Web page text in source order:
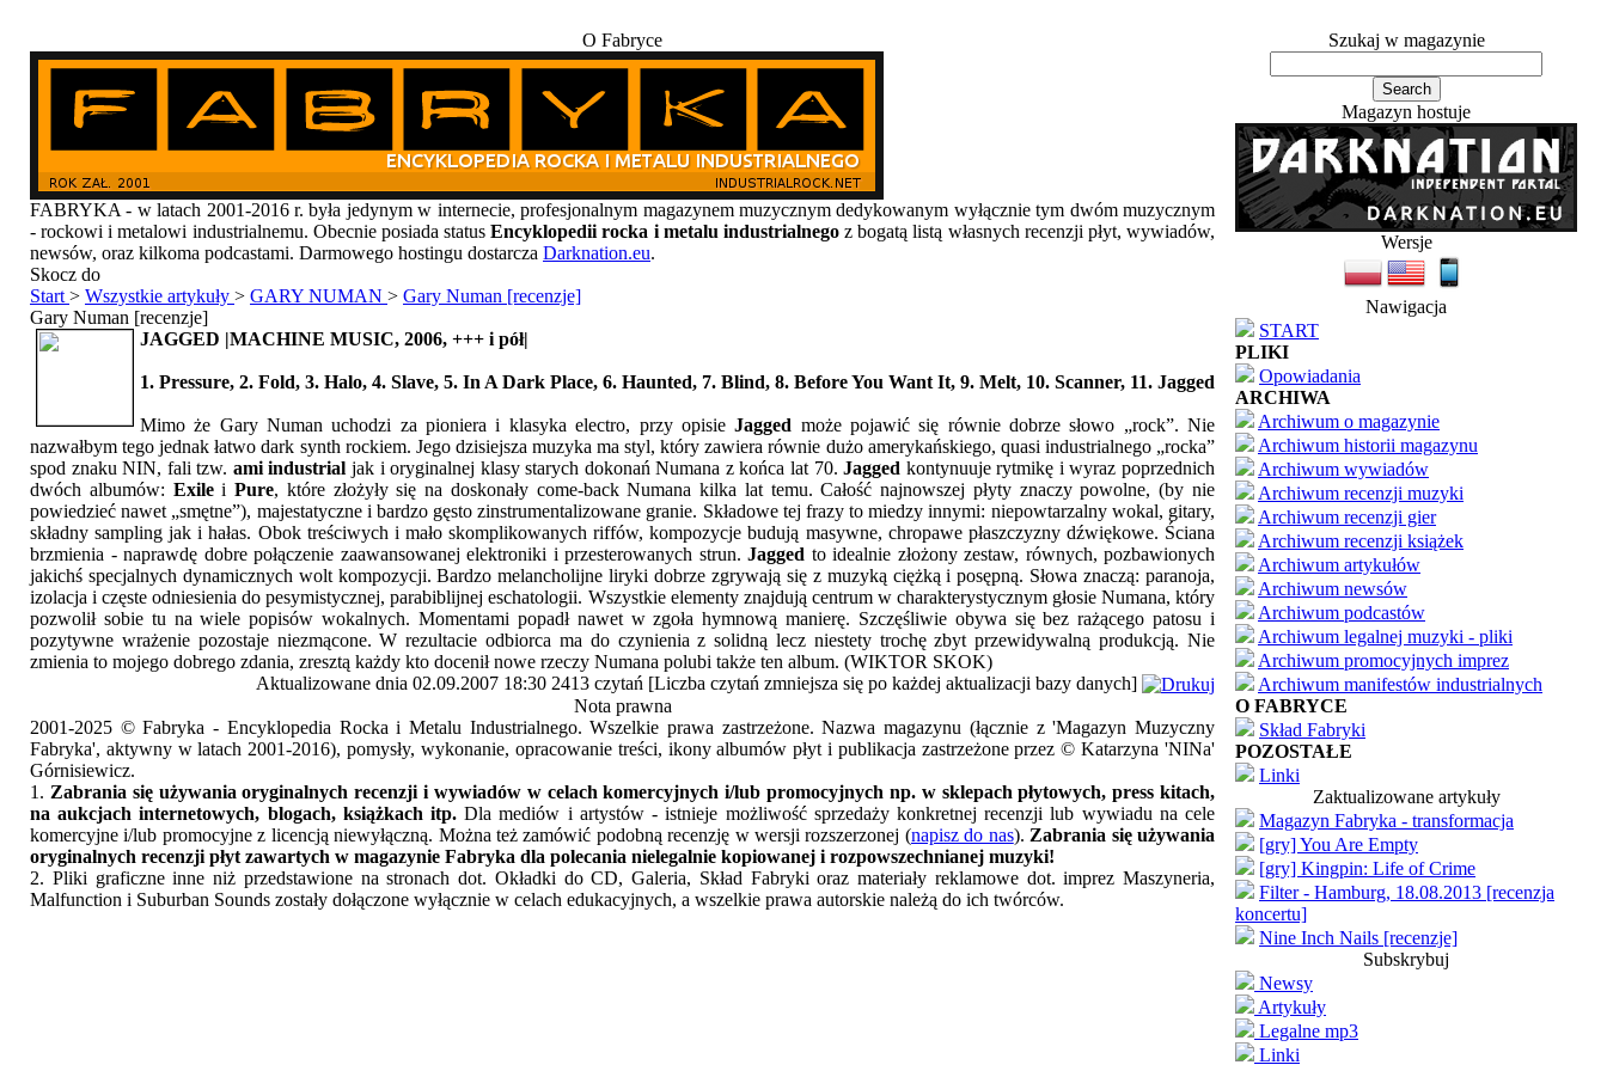
O Fabryce
FABRYKA - w latach 2001-2016 r. była jedynym w internecie, profesjonalnym magazynem muzycznym dedykowanym wyłącznie tym dwóm muzycznym
- rockowi i metalowi industrialnemu. Obecnie posiada statusEncyklopedii rocka i metalu industrialnegoz bogatą listą własnych recenzji płyt, wywiadów,
newsów, oraz kilkoma podcastami. Darmowego hostingu dostarcza Darknation.eu.
Skocz do
Start > Wszystkie artykuły > GARY NUMAN > Gary Numan [recenzje]
Gary Numan [recenzje]
JAGGED |MACHINE MUSIC, 2006, +++ i pół|
1. Pressure, 2. Fold, 3. Halo, 4. Slave, 5. In A Dark Place, 6. Haunted, 7. Blind, 8. Before You Want It, 9. Melt, 10. Scanner, 11. Jagged
Mimo że Gary Numan uchodzi za pioniera i klasyka electro, przy opisieJagged może pojawić się równie dobrze słowo „rock”. Nie
nazwałbym tego jednak łatwo dark synth rockiem. Jego dzisiejsza muzyka ma styl, który zawiera równie dużo amerykańskiego, quasi industrialnego „rocka”
spod znaku NIN, fali tzw. ami industrial jak i oryginalnej klasy starych dokonań Numana z końca lat 70.Jagged kontynuuje rytmikę i wyraz poprzednich
dwóch albumów: ExileiPure, które złożyły się na doskonały come-back Numana kilka lat temu. Całość najnowszej płyty znaczy powolne, (by nie
powiedzieć nawet „smętne”), majestatyczne i bardzo gęsto zinstrumentalizowane granie. Składowe tej frazy to miedzy innymi: niepowtarzalny wokal, gitary,
składny sampling jak i hałas. Obok treściwych i mało skomplikowanych riffów, kompozycje budują masywne, chropawe płaszczyzny dźwiękowe. Ściana
brzmienia - naprawdę dobre połączenie zaawansowanej elektroniki i przesterowanych strun. Jagged to idealnie złożony zestaw, równych, pozbawionych
jakichś specjalnych dynamicznych wolt kompozycji. Bardzo melancholijne liryki dobrze zgrywają się z muzyką ciężką i posępną. Słowa znaczą: paranoja,
izolacja i częste odniesienia do pesymistycznej, parabiblijnej eschatologii. Wszystkie elementy znajdują centrum w charakterystycznym głosie Numana, który
pozwolił sobie tu na wiele popisów wokalnych. Momentami popadł nawet w zgoła hymnową manierę. Szczęśliwie obywa się bez rażącego patosu i
pozytywne wrażenie pozostaje niezmącone. W rezultacie odbiorca ma do czynienia z solidną lecz niestety trochę zbyt przewidywalną produkcją. Nie
zmienia to mojego dobrego zdania, zresztą każdy kto docenił nowe rzeczy Numana polubi także ten album. (WIKTOR SKOK)
Aktualizowane dnia 02.09.2007 18:30 2413 czytań [Liczba czytań zmniejsza się po każdej aktualizacji bazy danych]
Nota prawna
2001-2025 © Fabryka - Encyklopedia Rocka i Metalu Industrialnego. Wszelkie prawa zastrzeżone. Nazwa magazynu (łącznie z 'Magazyn Muzyczny
Fabryka', aktywny w latach 2001-2016), pomysły, wykonanie, opracowanie treści, ikony albumów płyt i publikacja zastrzeżone przez © Katarzyna 'NINa'
Górnisiewicz.
1. Zabrania się używania oryginalnych recenzji i wywiadów w celach komercyjnych i/lub promocyjnych np. w sklepach płytowych, press kitach,
na aukcjach internetowych, blogach, książkach itp. Dla mediów i artystów - istnieje możliwość sprzedaży konkretnej recenzji lub wywiadu na cele
komercyjne i/lub promocyjne z licencją niewyłączną. Można też zamówić podobną recenzję w wersji rozszerzonej (napisz do nas). Zabrania się używania
oryginalnych recenzji płyt zawartych w magazynie Fabryka dla polecania nielegalnie kopiowanej i rozpowszechnianej muzyki!
2. Pliki graficzne inne niż przedstawione na stronach dot. Okładki do CD, Galeria, Skład Fabryki oraz materiały reklamowe dot. imprez Maszyneria,
Malfunction i Suburban Sounds zostały dołączone wyłącznie w celach edukacyjnych, a wszelkie prawa autorskie należą do ich twórców.
Szukaj w magazynie
Magazyn hostuje
Wersje
Nawigacja
START
PLIKI
Opowiadania
ARCHIWA
Archiwum o magazynie
Archiwum historii magazynu
Archiwum wywiadów
Archiwum recenzji muzyki
Archiwum recenzji gier
Archiwum recenzji książek
Archiwum artykułów
Archiwum newsów
Archiwum podcastów
Archiwum legalnej muzyki - pliki
Archiwum promocyjnych imprez
Archiwum manifestów industrialnych
O FABRYCE
Skład Fabryki
POZOSTAŁE
Linki
Zaktualizowane artykuły
Magazyn Fabryka - transformacja
[gry] You Are Empty
[gry] Kingpin: Life of Crime
Filter - Hamburg, 18.08.2013 [recenzja
koncertu]
Nine Inch Nails [recenzje]
Subskrybuj
Newsy
Artykuły
Legalne mp3
Linki